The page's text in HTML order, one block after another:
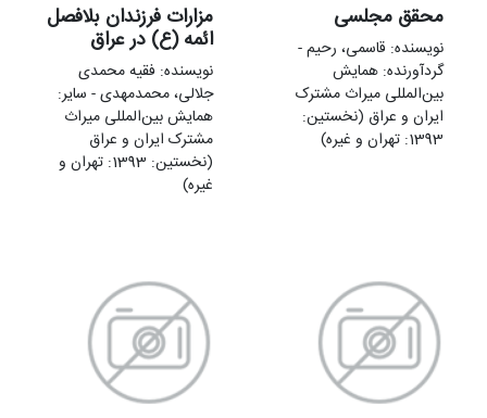
محقق مجلسی
نویسنده: قاسمی، رحیم -
گردآورنده: همایش
بین‌المللی میراث مشترک
ایران و عراق (نخستین:
1393: تهران و غیره)
مزارات فرزندان بلافصل
ائمه (ع) در عراق
نویسنده: فقیه محمدی
جلالی، محمدمهدی - سایر:
همایش بین‌المللی میراث
مشترک ایران و عراق
(نخستین: 1393: تهران و
غیره)